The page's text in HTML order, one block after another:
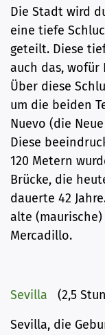
Die Stadt wird
eine tiefe
geteilt. Diese
auch das, wofür
Über diese
um die beiden
Nuevo (die
Diese
120 Metern
Brücke, die
dauerte 42
alte
Mercadillo.
Sevilla
(2,5
Sevilla, die